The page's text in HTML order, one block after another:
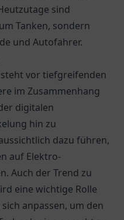
sind
Tanken, sondern
und Autofahrer.
vor tiefgreifenden
im Zusammenhang
digitalen
hin zu
dazu führen,
auf Elektro-
Auch der Trend zu
eine wichtige Rolle
anpassen, um den